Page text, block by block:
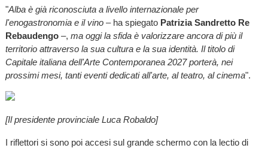
"Alba è già riconosciuta a livello internazionale per
l'enogastronomia e il vino– ha spiegato Patrizia Sandretto Re
Rebaudengo–, ma oggi la sfida è valorizzare ancora di più il
territorio attraverso la sua cultura e la sua identità. Il titolo di
Capitale italiana dell'Arte Contemporanea 2027 porterà, nei
prossimi mesi, tanti eventi dedicati all'arte, al teatro, al cinema".
[Il presidente provinciale Luca Robaldo]
I riflettori si sono poi accesi sul grande schermo con la lectio di